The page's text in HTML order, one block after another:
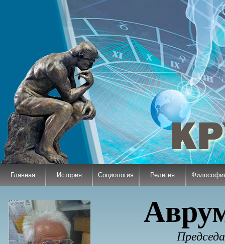
Главная История Социология Религия